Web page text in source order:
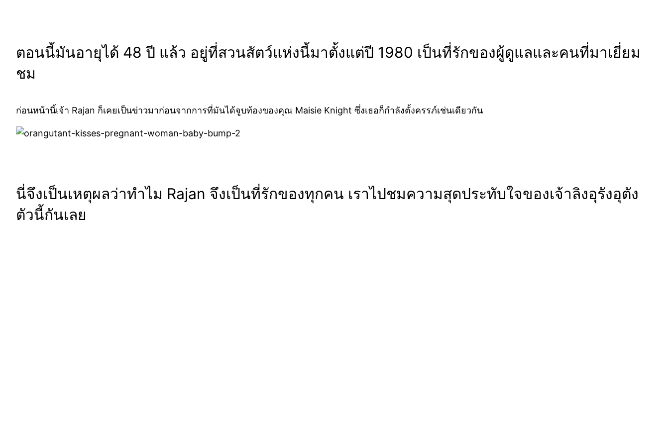
ตอนนี้มันอายุได้ 48 ปี แล้ว อยู่ที่สวนสัตว์แห่งนี้มาตั้งแต่ปี 1980 เป็นที่รักของผู้ดูแลและคนที่มาเยี่ยม
ชม
ก่อนหน้านี้เจ้า Rajan ก็เคยเป็นข่าวมาก่อนจากการที่มันได้จูบท้องของคุณ Maisie Knight ซึ่งเธอก็กำลังตั้งครรภ์เช่นเดียวกัน
นี่จึงเป็นเหตุผลว่าทำไม Rajan จึงเป็นที่รักของทุกคน เราไปชมความสุดประทับใจของเจ้าลิงอุรังอุตัง
ตัวนี้กันเลย